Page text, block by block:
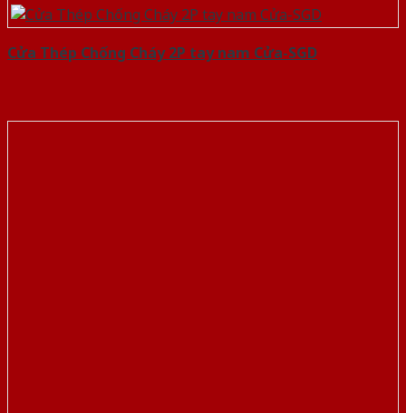
Cửa Thép Chống Cháy 2P tay nam Cửa-SGD